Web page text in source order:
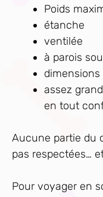
Poids
étanche
ventilée
à parois
dimensions
assez
en tout
Aucune partie du
pas respectées…
Pour voyager en